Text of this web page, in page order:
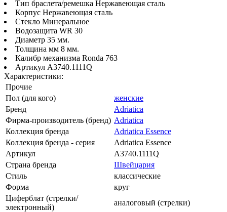
Тип браслета/ремешка Нержавеющая сталь
Корпус Нержавеющая сталь
Стекло Минеральное
Водозащита WR 30
Диаметр 35 мм.
Толщина мм 8 мм.
Калибр механизма Ronda 763
Артикул A3740.1111Q
Характеристики:
Прочие
Пол (для кого)
женские
Бренд
Adriatica
Фирма-производитель (бренд) Adriatica
Коллекция бренда
Adriatica Essence
Коллекция бренда - серия
Adriatica Essence
Артикул
A3740.1111Q
Страна бренда
Швейцария
Стиль
классические
Форма
круг
Циферблат (стрелки/
электронный)
аналоговый (стрелки)